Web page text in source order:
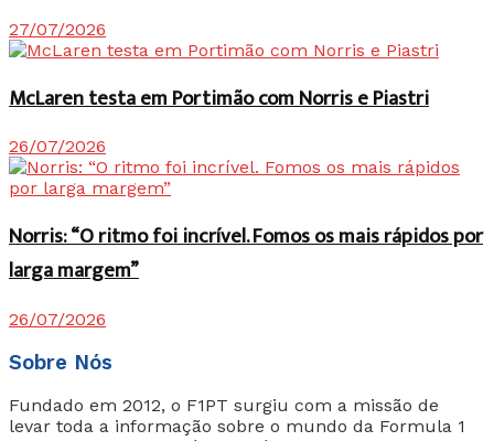
27/07/2026
McLaren testa em Portimão com Norris e Piastri
26/07/2026
Norris: “O ritmo foi incrível. Fomos os mais rápidos por
larga margem”
26/07/2026
Sobre Nós
Fundado em 2012, o F1PT surgiu com a missão de
levar toda a informação sobre o mundo da Formula 1